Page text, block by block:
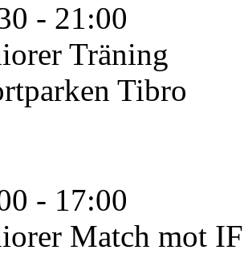
- 21:00
Träning
Tibro
- 17:00
Match mot